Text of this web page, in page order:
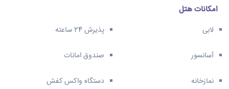
امکانات هتل
لابی پذیرش 24 ساعته
آسانسور صندوق امانات
نمازخانه دستگاه واکس کفش